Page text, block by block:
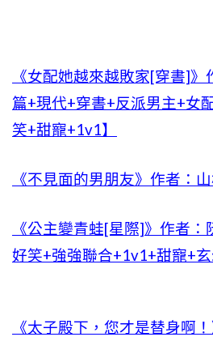
《女配她越來越敗家[穿書]
篇+現代+穿書+反派男主+女
笑+甜寵+1v1】
《不見面的男朋友》作者：
《公主變青蛙[星際]》作者
好笑+強強聯合+1v1+甜寵+玄
《太子殿下，您才是替身啊